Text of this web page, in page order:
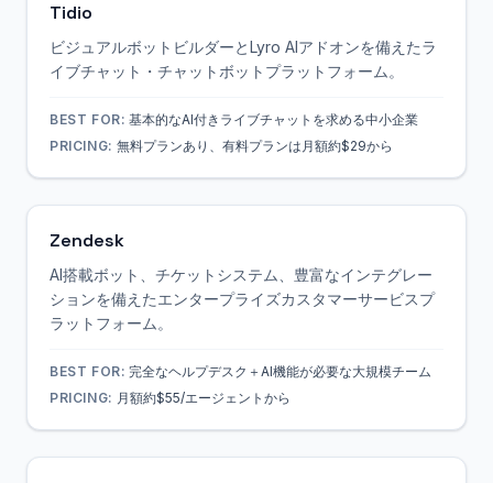
Tidio
ビジュアルボットビルダーとLyro AIアドオンを備えたラ
イブチャット・チャットボットプラットフォーム。
BEST FOR: 基本的なAI付きライブチャットを求める中小企業
PRICING: 無料プランあり、有料プランは月額約$29から
Zendesk
AI搭載ボット、チケットシステム、豊富なインテグレー
ションを備えたエンタープライズカスタマーサービスプ
ラットフォーム。
BEST FOR: 完全なヘルプデスク＋AI機能が必要な大規模チーム
PRICING: 月額約$55/エージェントから